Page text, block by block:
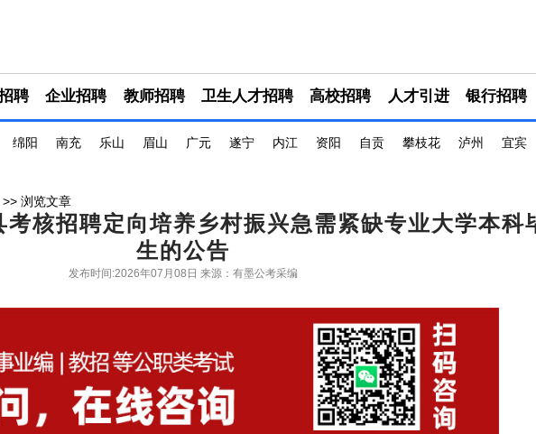
聘 企业招聘 教师招聘 卫生人才招聘 高校招聘 人才引进 银行招聘
绵阳 南充 乐山 眉山 广元 遂宁 内江 资阳 自贡 攀枝花 泸州 宜宾
>> 浏览文章
考核招聘定向培养乡村振兴急需紧缺专业大学本科
生的公告
发布时间:2026年07月08日 来源：有墨公考采编